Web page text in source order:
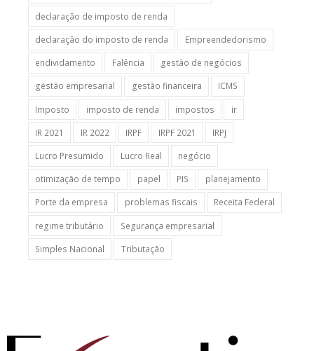
declaração de imposto de renda
declaração do imposto de renda
Empreendedorismo
endividamento
Falência
gestão de negócios
gestão empresarial
gestão financeira
ICMS
Imposto
imposto de renda impostos
ir
IR 2021
IR 2022 IRPF IRPF 2021
IRPJ
Lucro Presumido
Lucro Real
negócio
otimização de tempo
papel PIS
planejamento
Porte da empresa
problemas fiscais
Receita Federal
regime tributário
Segurança empresarial
Simples Nacional
Tributação